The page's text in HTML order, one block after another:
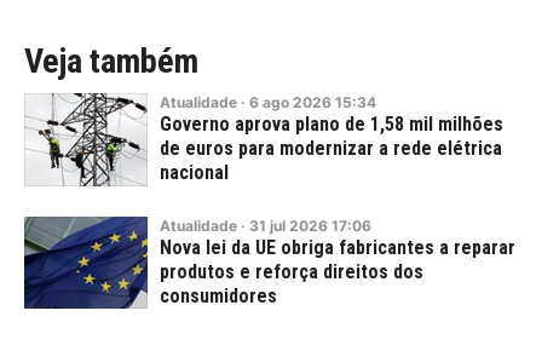
Veja também
Atualidade · 6 ago 2026 15:34
Governo aprova plano de 1,58 mil milhões
de euros para modernizar a rede elétrica
nacional
Atualidade · 31 jul 2026 17:06
Nova lei da UE obriga fabricantes a reparar
produtos e reforça direitos dos
consumidores